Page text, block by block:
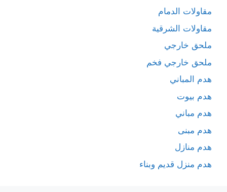
مقاولات الدمام
مقاولات الشرقية
ملحق خارجي
ملحق خارجي فخم
هدم المباني
هدم بيوت
هدم مباني
هدم مبنى
هدم منازل
هدم منزل قديم وبناء